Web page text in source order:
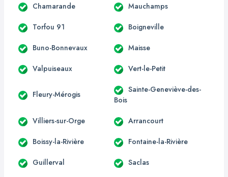
Chamarande Mauchamps
Torfou 91 Boigneville
Buno-Bonnevaux Maisse
Valpuiseaux Vert-le-Petit
Fleury-Mérogis
Sainte-Geneviève-des-
Bois
Villiers-sur-Orge Arrancourt
Boissy-la-Rivière Fontaine-la-Rivière
Guillerval Saclas